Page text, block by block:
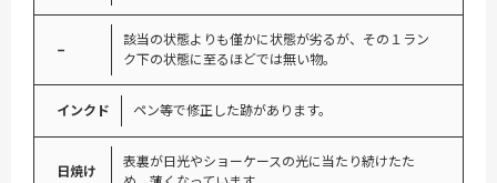
−
該当の状態よりも僅かに状態が劣るが、その１ラン
ク下の状態に至るほどでは無い物。
インクド ペン等で修正した跡があります。
日焼け
表裏が日光やショーケースの光に当たり続けたた